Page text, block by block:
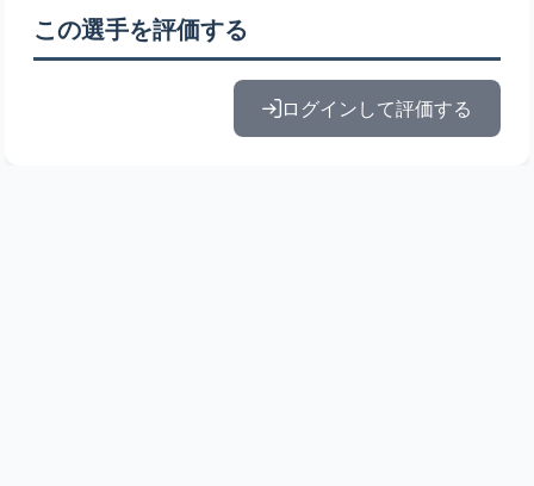
この選手を評価する
ログインして評価する